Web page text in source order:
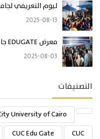
ليوم التعريفي
2025-08-13
معرض EDUGATE جامعة المدينة بالقاهرة في
2025-08-03
التصنيفات
University of Cairo
CUC
CUC Edu Gate